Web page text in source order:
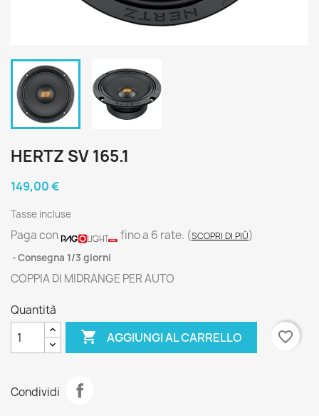
HERTZ SV 165.1
149,00 €
Tasse incluse
Paga con fino a 6 rate. (SCOPRI DI PIÙ)
Consegna 1/3 giorni
COPPIA DI MIDRANGE PER AUTO
Quantità
 AGGIUNGI AL CARRELLO favorite_border
Condividi